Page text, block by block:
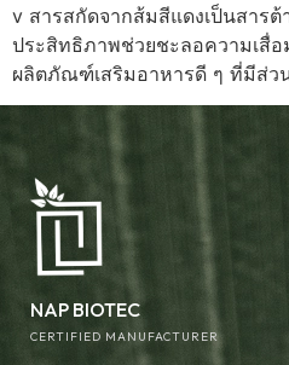
v สารสกัดจากส้มสีแดงเป็นสาร
ประสิทธิภาพช่วยชะลอความเสื่อ
ผลิตภัณฑ์เสริมอาหารดี ๆ ที่มีส่ว
NAP BIOTEC
CERTIFIED MANUFACTURER